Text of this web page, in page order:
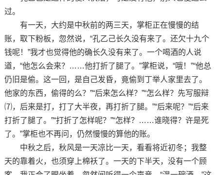
过。
有一天，大约是中秋前的两三天，掌柜正在慢慢的结
账，取下粉板，忽然说，“孔乙己长久没有来了。还欠十九个
钱呢！”我才也觉得他的确长久没有来了。一个喝酒的人说
道，“他怎么会来？……他打折了腿了。”掌柜说，“哦！”“他总
仍旧是偷。这一回，是自己发昏，竟偷到丁举人家里去了。
他家的东西，偷得的么？”“后来怎么样？”“怎么样？先写服辩
⑺，后来是打，打了大半夜，再打折了腿。”“后来呢？”“后来
打折了腿了。”“打折了怎样呢？”“怎样？……谁晓得？许是死
了。”掌柜也不再问，仍然慢慢的算他的账。
中秋之后，秋风是一天凉比一天，看看将近初冬；我整
天的靠着火，也须穿上棉袄了。一天的下半天，没有一个顾